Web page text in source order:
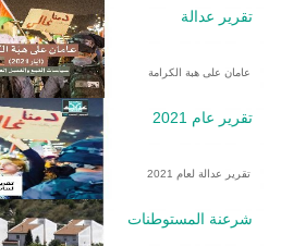
تقرير عدالة
عامان على هبة الكرامة
تقرير عام 2021
تقرير عدالة لعام 2021
شرعنة المستوطنات